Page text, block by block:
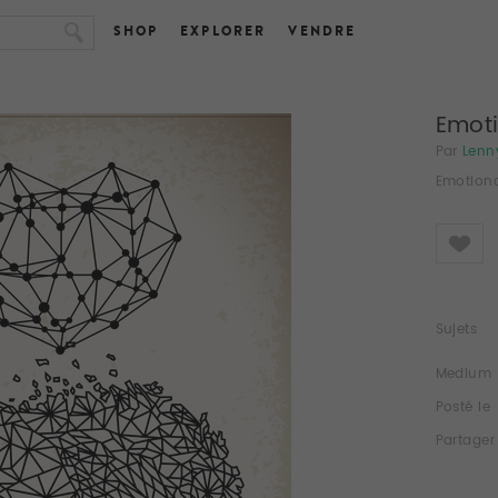
SHOP EXPLORER VENDRE
Par
Like
Sujets
Medium
Posté le
Partager